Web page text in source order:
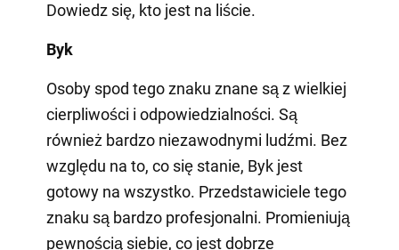
Dowiedz się, kto jest na liście.
Byk
Osoby spod tego znaku znane są z wielkiej
cierpliwości i odpowiedzialności. Są
również bardzo niezawodnymi ludźmi. Bez
względu na to, co się stanie, Byk jest
gotowy na wszystko. Przedstawiciele tego
znaku są bardzo profesjonalni. Promieniują
pewnością siebie, co jest dobrze